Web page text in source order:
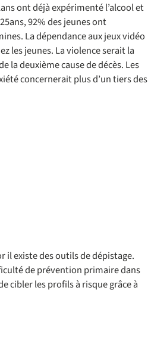
ont déjà expérimenté l’alcool et
92% des jeunes ont
La dépendance aux jeux vidéo
les jeunes. La violence serait la
la deuxième cause de décès. Les
concernerait plus d’un tiers des
il existe des outils de dépistage.
de prévention primaire dans
cibler les profils à risque grâce à